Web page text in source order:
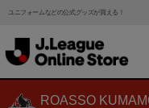
ユニフォームなどの公式グッズが買える！
ROASSO